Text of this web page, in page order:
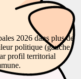
2026 dans plus de
politique (gauche,
profil territorial